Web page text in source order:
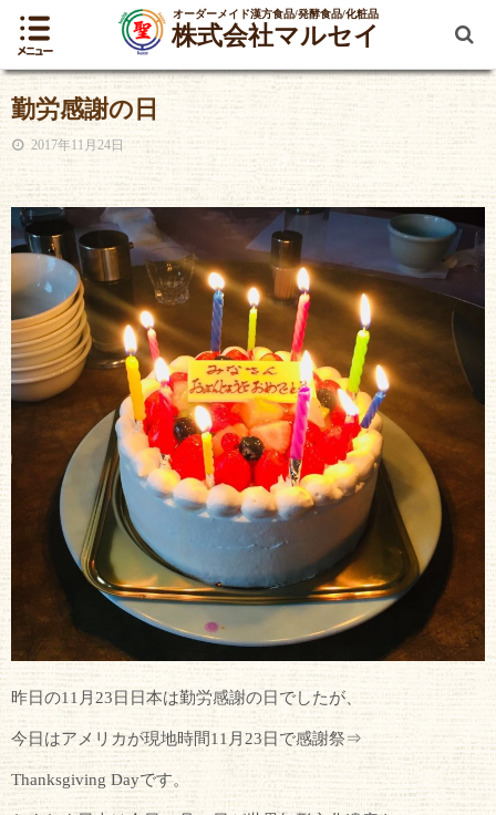
オーダーメイド漢方食品/発酵食品/化粧品
株式会社マルセイ
勤労感謝の日
2017年11月24日
昨日の11月23日日本は勤労感謝の日でしたが、
今日はアメリカが現地時間11月23日で感謝祭⇒
Thanksgiving Dayです。